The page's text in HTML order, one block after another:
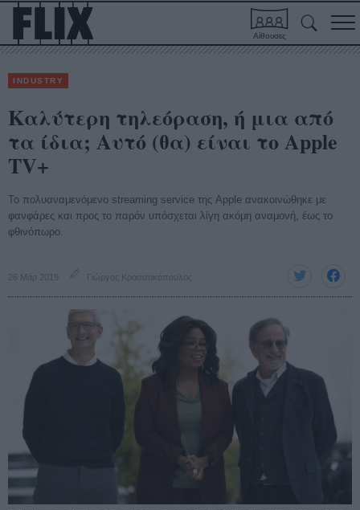
Αίθουσες
INDUSTRY
Καλύτερη τηλεόραση, ή μια από
τα ίδια; Αυτό (θα) είναι το Apple
TV+
Το πολυαναμενόμενο streaming service της Apple ανακοινώθηκε με
φανφάρες και προς το παρόν υπόσχεται λίγη ακόμη αναμονή, έως το
φθινόπωρο.
26 Μάρ 2019 Γιώργος Κρασσακόπουλος